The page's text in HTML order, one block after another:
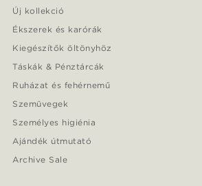
Új kollekció
Ékszerek és karórák
Kiegészítők öltönyhöz
Táskák & Pénztárcák
Ruházat és fehérnemű
Szemüvegek
Személyes higiénia
Ajándék útmutató
Archive Sale